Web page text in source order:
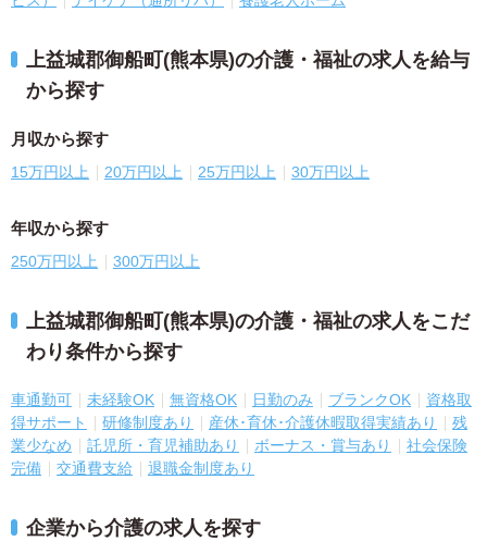
上益城郡御船町(熊本県)の介護・福祉の求人を給与
から探す
月収から探す
15万円以上 20万円以上 25万円以上 30万円以上
年収から探す
250万円以上 300万円以上
上益城郡御船町(熊本県)の介護・福祉の求人をこだ
わり条件から探す
車通勤可 未経験OK 無資格OK 日勤のみ ブランクOK
資格取
得サポート
研修制度あり 産休･育休･介護休暇取得実績あり
残
業少なめ
託児所・育児補助あり ボーナス・賞与あり
社会保険
完備
交通費支給 退職金制度あり
企業から介護の求人を探す